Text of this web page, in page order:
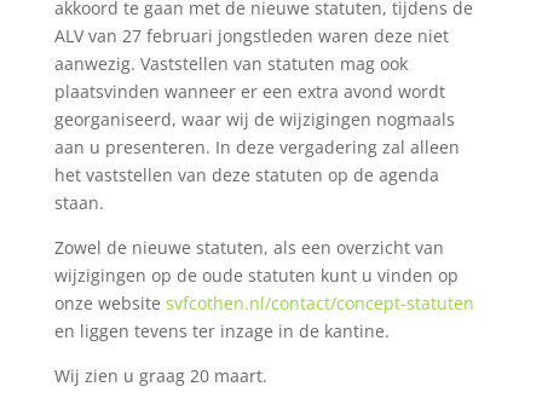
akkoord te gaan met de nieuwe statuten, tijdens de
ALV van 27 februari jongstleden waren deze niet
aanwezig. Vaststellen van statuten mag ook
plaatsvinden wanneer er een extra avond wordt
georganiseerd, waar wij de wijzigingen nogmaals
aan u presenteren. In deze vergadering zal alleen
het vaststellen van deze statuten op de agenda
staan.
Zowel de nieuwe statuten, als een overzicht van
wijzigingen op de oude statuten kunt u vinden op
onze website svfcothen.nl/contact/concept-statuten
en liggen tevens ter inzage in de kantine.
Wij zien u graag 20 maart.